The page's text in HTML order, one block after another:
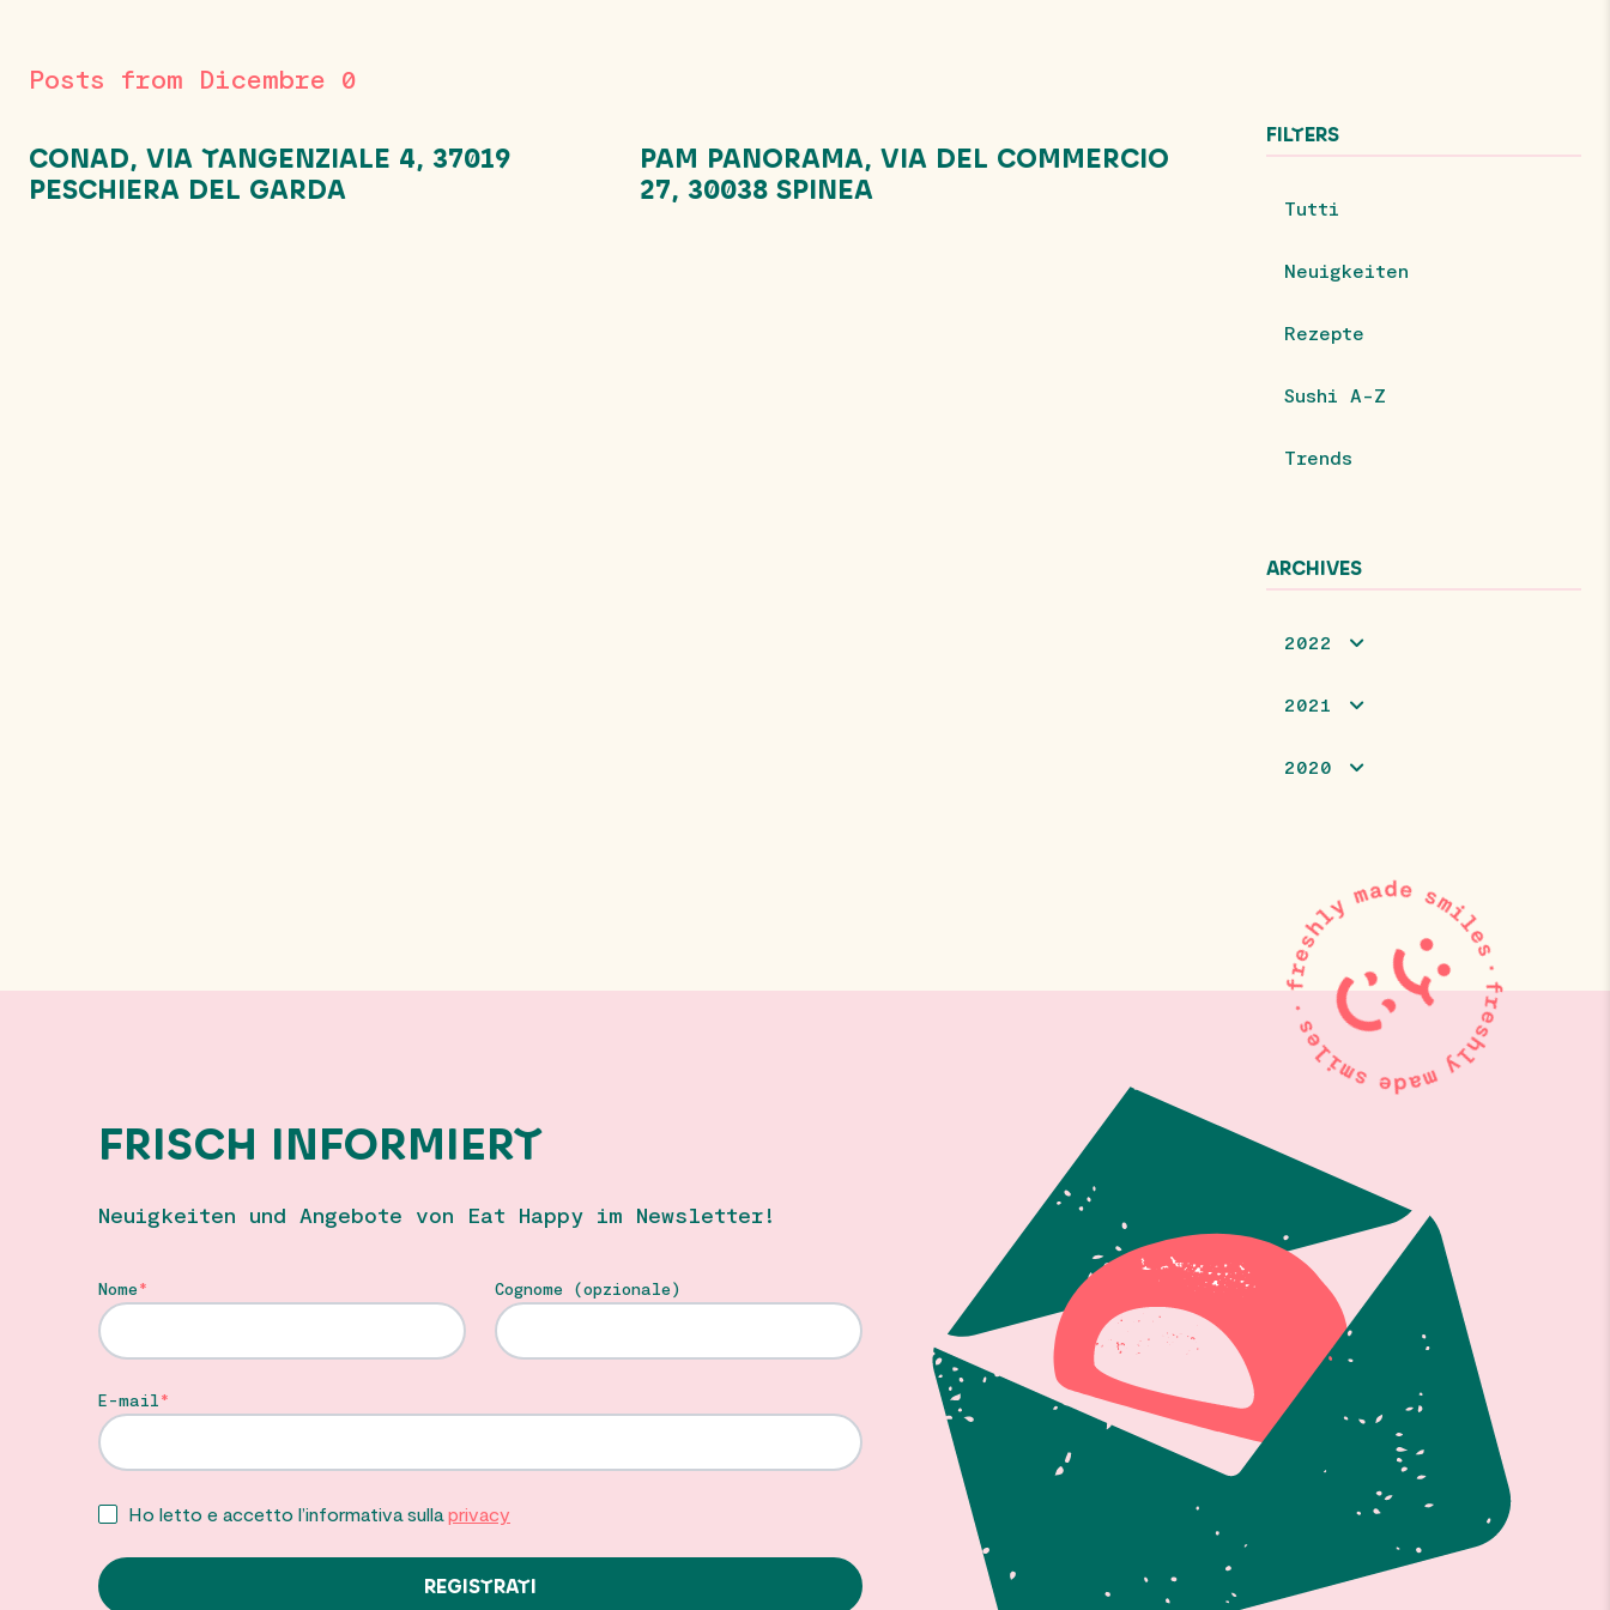
Posts from Dicembre 0
CONAD, VIA TANGENZIALE 4, 37019
PESCHIERA DEL GARDA
PAM PANORAMA, VIA DEL COMMERCIO
27, 30038 SPINEA
FILTERS
Tutti
Neuigkeiten
Rezepte
Sushi A-Z
Trends
ARCHIVES
2022
2021
2020
FRISCH INFORMIERT
Neuigkeiten und Angebote von Eat Happy im Newsletter!
Nome Cognome (opzionale)
E-mail
Ho letto e accetto l’informativa sullaprivacy